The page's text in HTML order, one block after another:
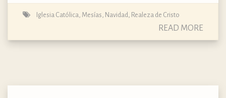
Iglesia Católica Mesías Navidad Realeza de Cristo
READ MORE